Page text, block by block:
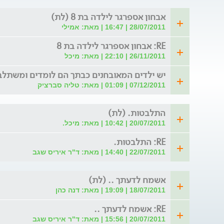
אבחון אספרגר לילדה בת 8 (לת)
28/07/2011 | 16:47 | מאת: אמילי
RE: אבחון אספרגר לילדה בת 8
26/11/2011 | 22:10 | מאת: מיכל
יש ילדים המאובחנים כבתך הם לומדים
07/12/2011 | 01:09 | מאת: טליה סברציק
התלבטות. (לת)
20/07/2011 | 10:42 | מאת: מיכל.
RE: התלבטות.
22/07/2011 | 14:40 | מאת: ד"ר איריס שגב
אשמח לדעתך .. (לת)
18/07/2011 | 19:09 | מאת: דנה כהן
RE: אשמח לדעתך ..
20/07/2011 | 15:56 | מאת: ד"ר איריס שגב